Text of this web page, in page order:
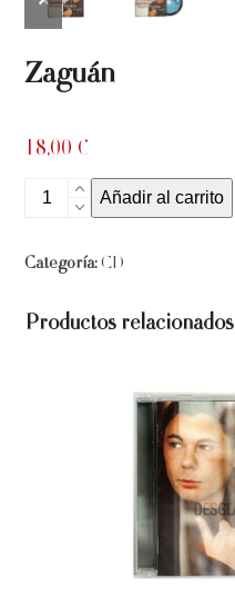
slide
slide
Zaguán
18,00 €
Zaguán
Añadir al carrito
Categoría:CD
Productos relacionados